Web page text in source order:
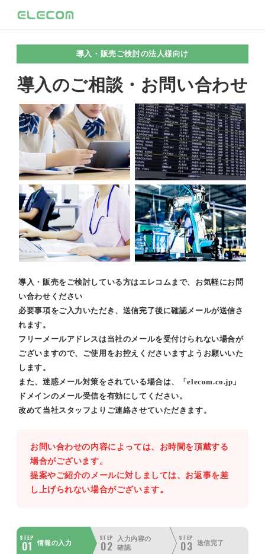
導入・販売ご検討の法人様向け
導入のご相談・お問い合わせ
導入・販売をご検討している方はエレコムまで、お気軽にお問
い合わせください
必要事項をご入力いただき、送信完了後に確認メールが送信さ
れます。
フリーメールアドレスは当社のメールを受付けられない場合が
ございますので、ご使用をお控えくださいますようお願いいた
します。
また、迷惑メール対策をされている場合は、「elecom.co.jp」
ドメインのメール受信を有効にしてください。
改めて当社スタッフよりご連絡させていただきます。
お問い合わせの内容によっては、お時間を頂戴する
場合がございます。
提案やご紹介のメールに対しましては、お返事を差
し上げられない場合がございます。
STEP
01 情報の入力
STEP
02
入力内容の
確認
STEP
03 送信完了